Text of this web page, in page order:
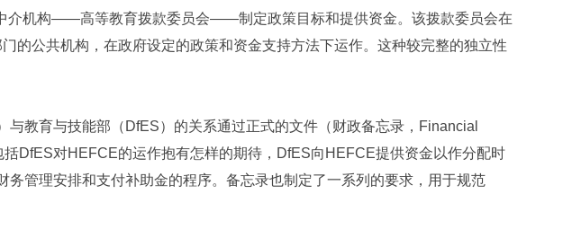
介机构——高等教育拨款委员会——制定政策目标和提供资金。该拨款委员会在
的公共机构，在政府设定的政策和资金支持方法下运作。这种较完整的独立性
教育与技能部（DfES）的关系通过正式的文件（财政备忘录，Financial
DfES对HEFCE的运作抱有怎样的期待，DfES向HEFCE提供资金以作分配时
务管理安排和支付补助金的程序。备忘录也制定了一系列的要求，用于规范